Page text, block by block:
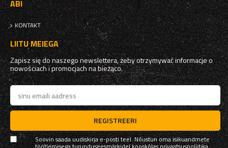
ABI
KONTAKT
LIITU MEIEGA
Zapisz się do naszego newslettera, żeby otrzymywać informacje o
nowościach i promocjach na bieżąco.
REGISTREERI
Soovin saada uudiskirja e-posti teel. Nõustun oma isikuandmete